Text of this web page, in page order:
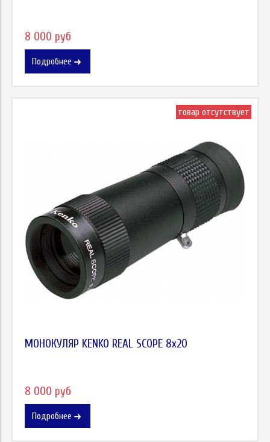
8 000 руб
Подробнее
товар отсутствует
МОНОКУЛЯР KENKO REAL SCOPE 8x20
8 000 руб
Подробнее